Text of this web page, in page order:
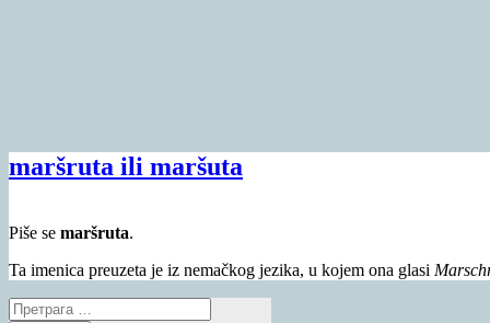
maršruta ili maršuta
Piše se maršruta.
Ta imenica preuzeta je iz nemačkog jezika, u kojem ona glasi
Претрага